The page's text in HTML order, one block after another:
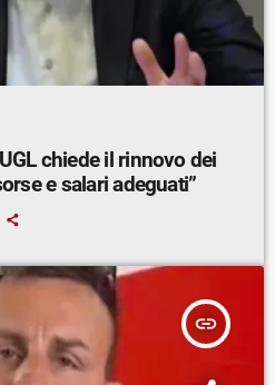
chiede il rinnovo dei
e salari adeguati”
insert_link